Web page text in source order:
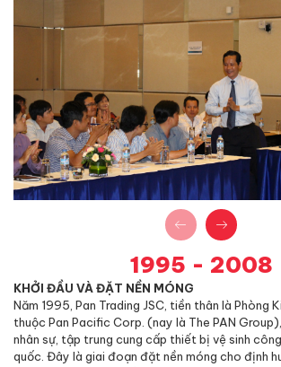
1995 - 2008
KHỞI ĐẦU VÀ ĐẶT NỀN MÓNG
Năm 1995, Pan Trading JSC, tiền thân là Phòng
thuộc Pan Pacific Corp. (nay là The PAN
nhân sự, tập trung cung cấp thiết bị vệ sinh
quốc. Đây là giai đoạn đặt nền móng cho định